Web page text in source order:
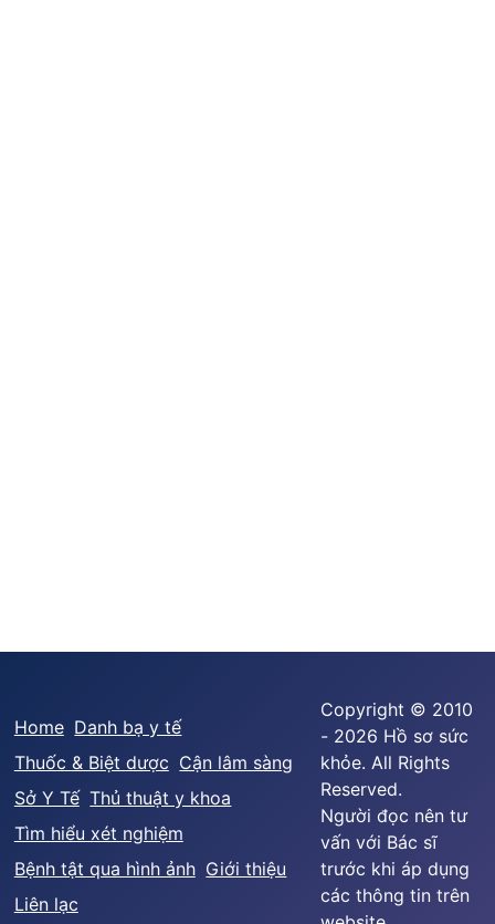
Home Danh bạ y tế
Thuốc & Biệt dược Cận lâm sàng
Sở Y Tế Thủ thuật y khoa
Tìm hiểu xét nghiệm
Bệnh tật qua hình ảnh Giới thiệu
Liên lạc
Copyright © 2010
- 2026 Hồ sơ sức
khỏe. All Rights
Reserved.
Người đọc nên tư
vấn với Bác sĩ
trước khi áp dụng
các thông tin trên